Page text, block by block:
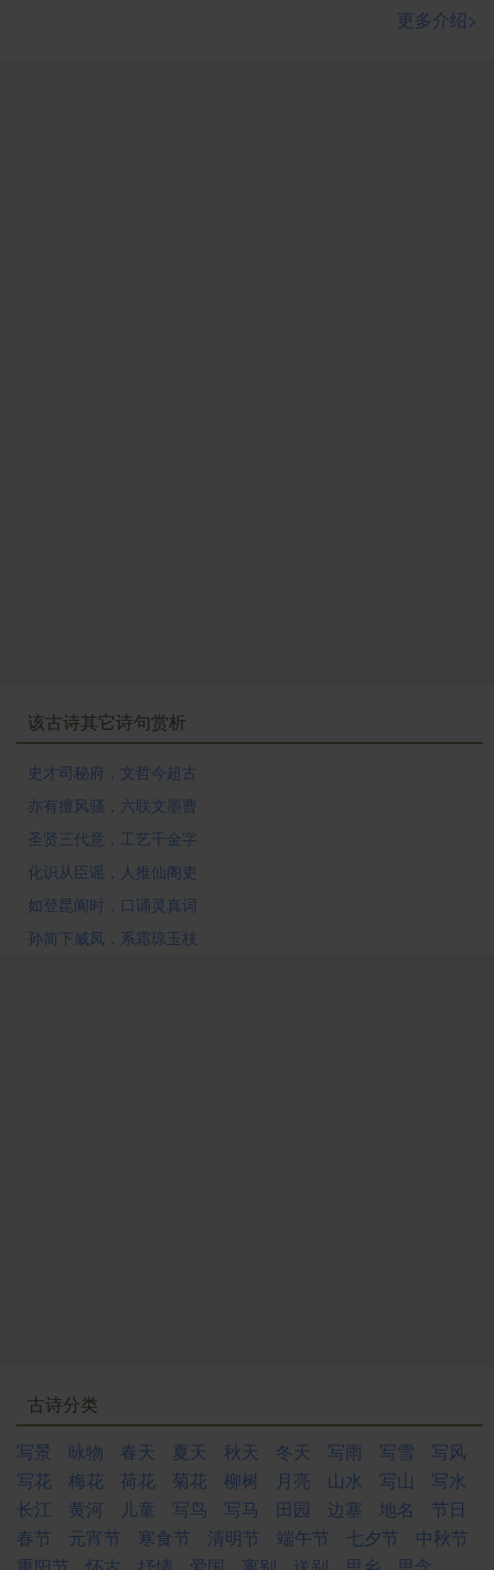
更多介绍>
该古诗其它诗句赏析
史才司秘府，文哲今超古
亦有擅风骚，六联文墨曹
圣贤三代意，工艺千金字
化识从臣谣，人推仙阁吏
如登昆阆时，口诵灵真词
孙简下威凤，系霜琼玉枝
古诗分类
写景
咏物 春天 夏天 秋天 冬天 写雨 写雪
写风
写花
梅花 荷花 菊花 柳树 月亮 山水 写山
写水
长江
黄河 儿童 写鸟 写马 田园 边塞 地名
节日
春节
元宵节 寒食节 清明节 端午节 七夕节
中秋节